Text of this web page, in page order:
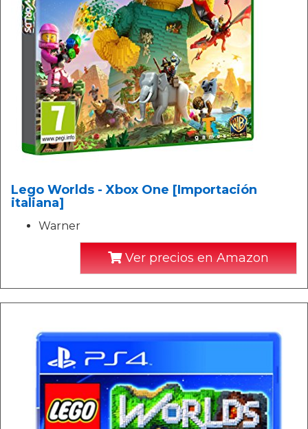
Lego Worlds - Xbox One [Importación
italiana]
Warner
Ver precios en Amazon